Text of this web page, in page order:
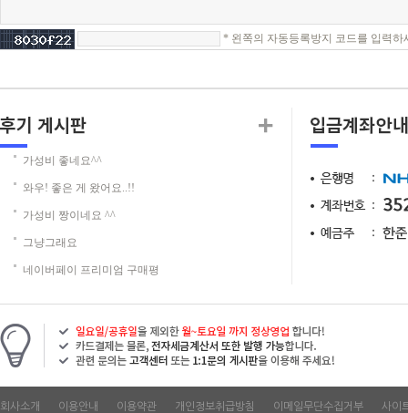
* 왼쪽의 자동등록방지 코드를 입력하
가성비 좋네요^^
와우! 좋은 게 왔어요..!!
가성비 짱이네요 ^^
그냥그래요
네이버페이 프리미엄 구매평
회사소개 이용안내 이용약관 개인정보취급방침 이메일무단수집거부 사이